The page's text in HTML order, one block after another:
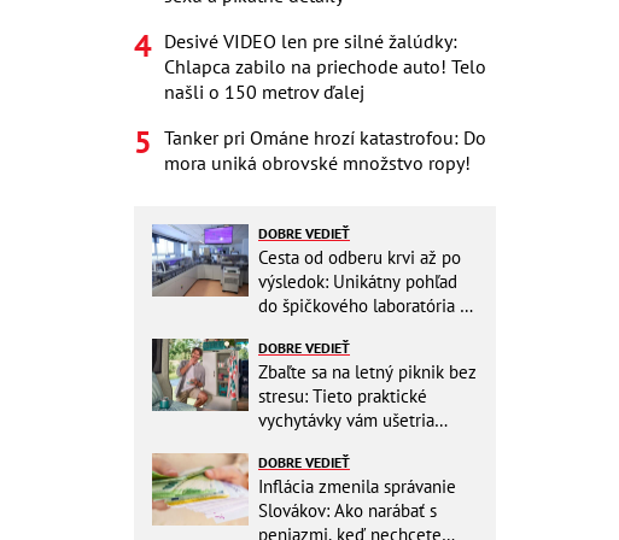
Desivé VIDEO len pre silné žalúdky:
Chlapca zabilo na priechode auto! Telo
našli o 150 metrov ďalej
Tanker pri Ománe hrozí katastrofou: Do
mora uniká obrovské množstvo ropy!
DOBRE VEDIEŤ
Cesta od odberu krvi až po
výsledok: Unikátny pohľad
do špičkového laboratória na
DOBRE VEDIEŤ
Zbaľte sa na letný piknik bez
stresu: Tieto praktické
vychytávky vám ušetria
DOBRE VEDIEŤ
Inflácia zmenila správanie
Slovákov: Ako narábať s
peniazmi, keď nechcete